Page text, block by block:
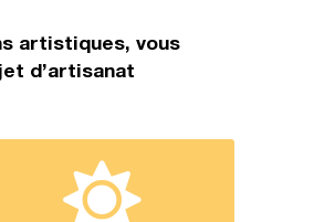
artistiques, vous
d’artisanat